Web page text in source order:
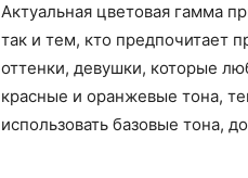
Актуальная цветовая гамма
так и тем, кто предпочитает
оттенки, девушки, которые
красные и оранжевые тона,
использовать базовые тона,